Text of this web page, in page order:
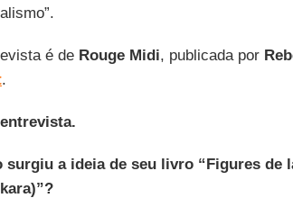
é de Rouge Midi, publicada por
.
surgiu a ideia de seu livro “Figures de